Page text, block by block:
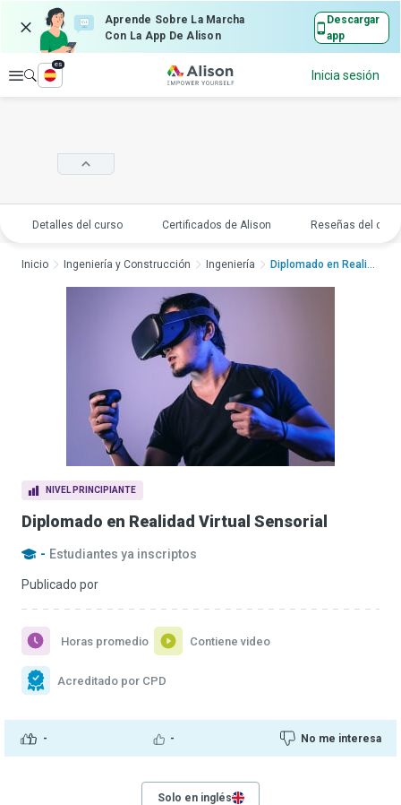
Aprende Sobre La Marcha
Con La App De Alison
Descargar
app
Explorar
es
Inicia sesión
Detalles del curso Certificados de Alison Reseñas del
NIVEL PRINCIPIANTE
Diplomado en Realidad Virtual Sensorial
- Estudiantes ya inscriptos
Publicado por
- - No me interesa
Horas promedio Contiene video
Acreditado por CPD
Inicio Ingeniería y Construcción Ingeniería Diplomado en Realida...
Solo en inglés